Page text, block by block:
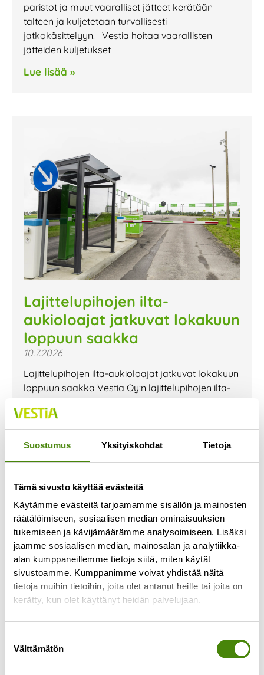
Suostumus Yksityiskohdat Tietoja
Tämä sivusto käyttää evästeitä
Käytämme evästeitä tarjoamamme sisällön ja mainosten
räätälöimiseen, sosiaalisen median ominaisuuksien
tukemiseen ja kävijämäärämme analysoimiseen. Lisäksi
jaamme sosiaalisen median, mainosalan ja analytiikka-
alan kumppaneillemme tietoja siitä, miten käytät
sivustoamme. Kumppanimme voivat yhdistää näitä
tietoja muihin tietoihin, joita olet antanut heille tai joita on
kerätty, kun olet käyttänyt heidän palvelujaan.
valinta
Välttämätön
paristot ja muut vaaralliset jätteet kerätään
talteen ja kuljetetaan turvallisesti
jatkokäsittelyyn. Vestia hoitaa vaarallisten
jätteiden kuljetukset
Lue lisää »
Lajittelupihojen ilta-
aukioloajat jatkuvat lokakuun
loppuun saakka
10.7.2026
Lajittelupihojen ilta-aukioloajat jatkuvat lokakuun
loppuun saakka Vestia Oy:n lajittelupihojen ilta-
Jokaisella lajittelupihalla pääsee vähintään
kerran viikossa
Lue lisää »